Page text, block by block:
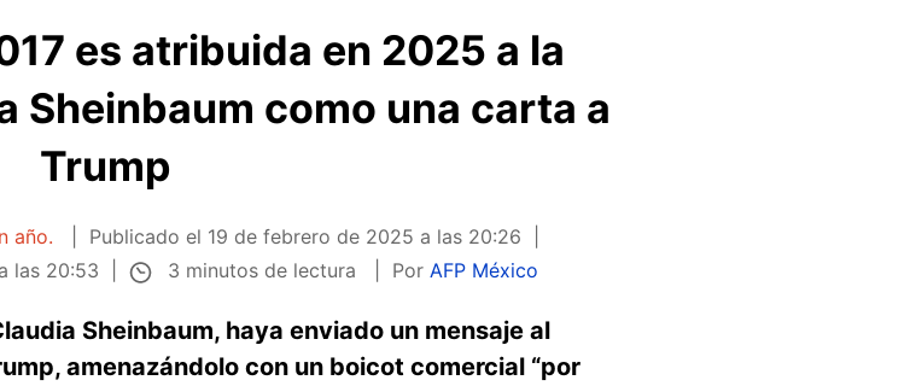
es atribuida en 2025 a la
Sheinbaum como una carta a
Trump
año. Publicado el 19 de febrero de 2025 a las 20:26
las 20:53 3 minutos de lectura Por AFP México
Sheinbaum, haya enviado un mensaje al
amenazándolo con un boicot comercial “por